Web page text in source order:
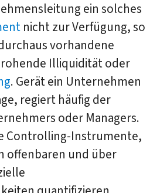
ein solches
nicht zur Verfügung, so
vorhandene
Illiquidität oder
. Gerät ein Unternehmen
regiert häufig der
oder Managers.
Controlling-Instrumente,
offenbaren und über